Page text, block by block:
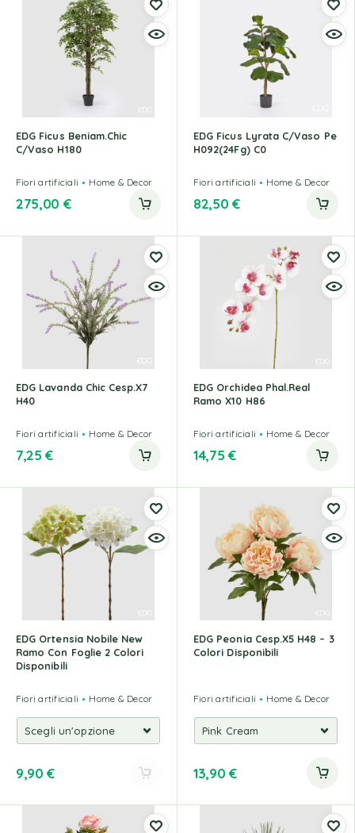
EDG Ficus Beniam.Chic
C/Vaso H180
Fiori artificiali Home & Decor
275,00 €
EDG Ficus Lyrata C/Vaso Pe
H092(24Fg) C0
Fiori artificiali Home & Decor
82,50 €
EDG Lavanda Chic Cesp.X7
H40
Fiori artificiali Home & Decor
7,25€
EDG Orchidea Phal.Real
Ramo X10 H86
Fiori artificiali Home & Decor
14,75 €
EDG Ortensia Nobile New
Ramo Con Foglie 2 Colori
Disponibili
Fiori artificiali Home & Decor
9,90€
EDG Peonia Cesp.X5 H48 – 3
Colori Disponibili
Fiori artificiali Home & Decor
13,90 €